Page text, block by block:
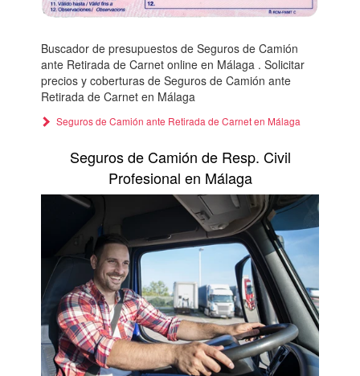
Buscador de presupuestos de Seguros de Camión
ante Retirada de Carnet online en Málaga . Solicitar
precios y coberturas de Seguros de Camión ante
Retirada de Carnet en Málaga
Seguros de Camión ante Retirada de Carnet en Málaga
Seguros de Camión de Resp. Civil
Profesional en Málaga